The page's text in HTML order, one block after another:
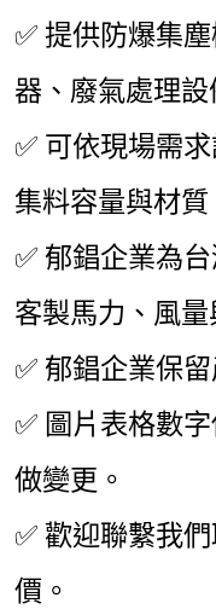
✅ 提供防爆集
器、廢氣處理設
✅ 可依現場需
集料容量與材質
✅ 郁錩企業為
客製馬力、風量
✅ 郁錩企業保
✅ 圖片表格數
做變更。
✅ 歡迎聯繫我
價。